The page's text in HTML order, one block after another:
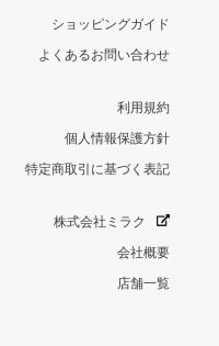
ショッピングガイド
よくあるお問い合わせ
利用規約
個人情報保護方針
特定商取引に基づく表記
株式会社ミラク
会社概要
店舗一覧